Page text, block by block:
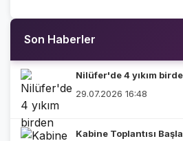
Son Haberler
Nilüfer'de 4 yıkım
29.07.2026 16:48
Kabine Toplantısı